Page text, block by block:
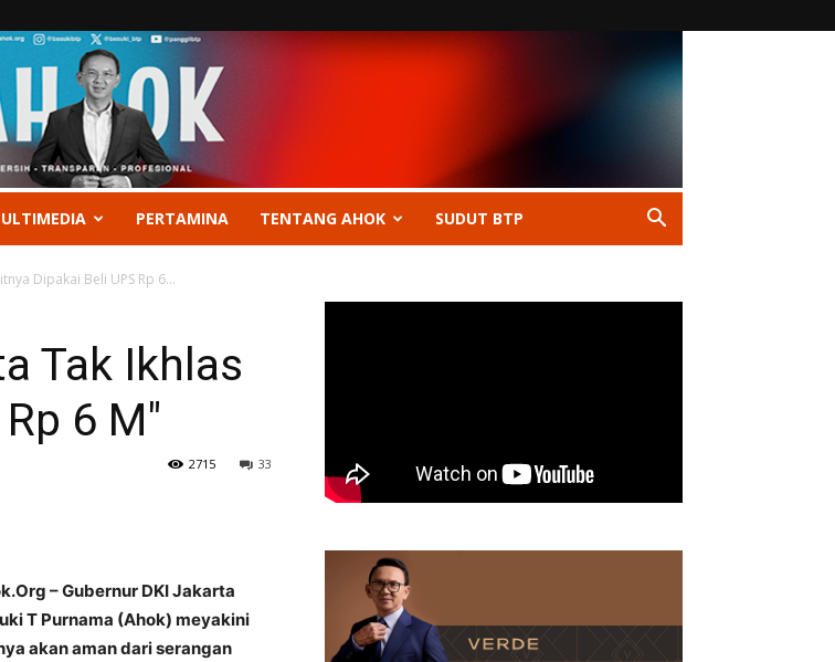
PERTAMINA TENTANG AHOK SUDUT BTP
Dipakai Beli UPS Rp 6...
Tak Ikhlas
6 M"
33
2715
– Gubernur DKI Jakarta
T Purnama (Ahok) meyakini
akan aman dari serangan